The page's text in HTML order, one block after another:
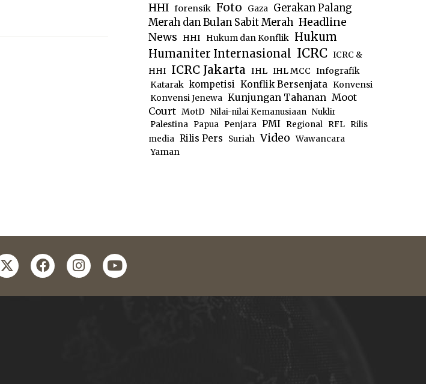
HHI forensik Foto Gaza Gerakan Palang
Merah dan Bulan Sabit Merah Headline
News
HHI Hukum dan Konflik Hukum
Humaniter Internasional ICRC ICRC &
HHI ICRC Jakarta IHL IHL MCC Infografik
Katarak kompetisi Konflik Bersenjata Konvensi
Konvensi Jenewa Kunjungan Tahanan Moot
Court MotD Nilai-nilai Kemanusiaan Nuklir
Palestina
Papua Penjara PMI Regional RFL
Rilis
media Rilis Pers Suriah Video Wawancara
Yaman
twitterfacebookinstagram
youtube